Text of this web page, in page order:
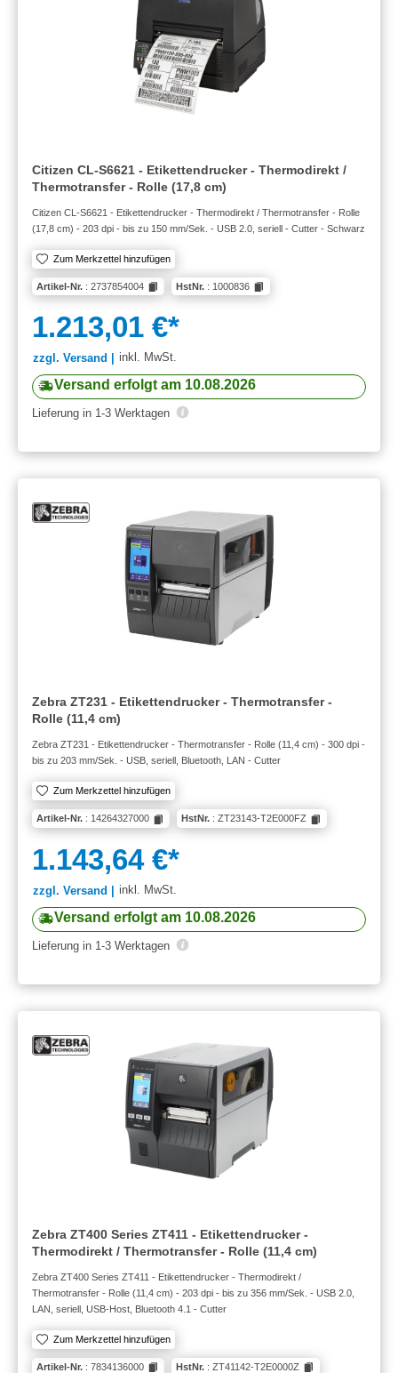
Citizen CL-S6621 - Etikettendrucker - Thermodirekt /
Thermotransfer - Rolle (17,8 cm)
Citizen CL-S6621 - Etikettendrucker - Thermodirekt / Thermotransfer - Rolle
(17,8 cm) - 203 dpi - bis zu 150 mm/Sek. - USB 2.0, seriell - Cutter - Schwarz
Zum Merkzettel hinzufügen
Artikel-Nr. : 2737854004 HstNr. : 1000836
1.213,01 €*
zzgl. Versand | inkl. MwSt.
Versand erfolgt am 10.08.2026
Lieferung in 1-3 Werktagen
Zebra ZT231 - Etikettendrucker - Thermotransfer -
Rolle (11,4 cm)
Zebra ZT231 - Etikettendrucker - Thermotransfer - Rolle (11,4 cm) - 300 dpi -
bis zu 203 mm/Sek. - USB, seriell, Bluetooth, LAN - Cutter
Zum Merkzettel hinzufügen
Artikel-Nr. : 14264327000 HstNr. : ZT23143-T2E000FZ
1.143,64 €*
zzgl. Versand | inkl. MwSt.
Versand erfolgt am 10.08.2026
Lieferung in 1-3 Werktagen
Zebra ZT400 Series ZT411 - Etikettendrucker -
Thermodirekt / Thermotransfer - Rolle (11,4 cm)
Zebra ZT400 Series ZT411 - Etikettendrucker - Thermodirekt /
Thermotransfer - Rolle (11,4 cm) - 203 dpi - bis zu 356 mm/Sek. - USB 2.0,
LAN, seriell, USB-Host, Bluetooth 4.1 - Cutter
Zum Merkzettel hinzufügen
Artikel-Nr. : 7834136000 HstNr. : ZT41142-T2E0000Z